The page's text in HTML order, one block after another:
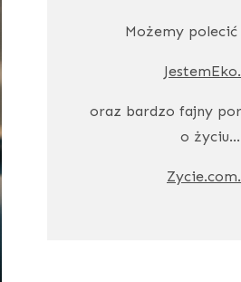
Możemy
oraz bardzo fajny
o życiu…